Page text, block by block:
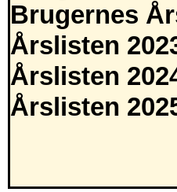
Brugernes
Årslisten
Årslisten
Årslisten